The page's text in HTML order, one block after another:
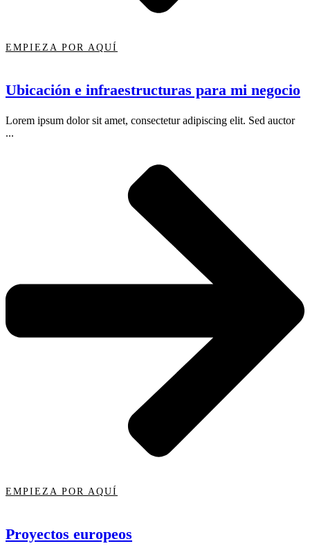
EMPIEZA POR AQUÍ
Ubicación e infraestructuras para mi negocio
Lorem ipsum dolor sit amet, consectetur adipiscing elit. Sed auctor
...
EMPIEZA POR AQUÍ
Proyectos europeos